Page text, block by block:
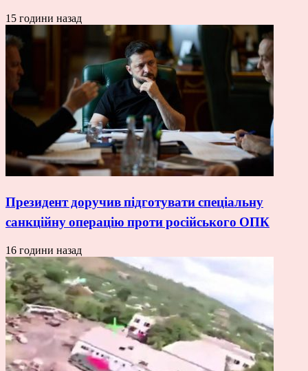
15 години назад
Президент доручив підготувати спеціальну
санкційну операцію проти російського ОПК
16 години назад